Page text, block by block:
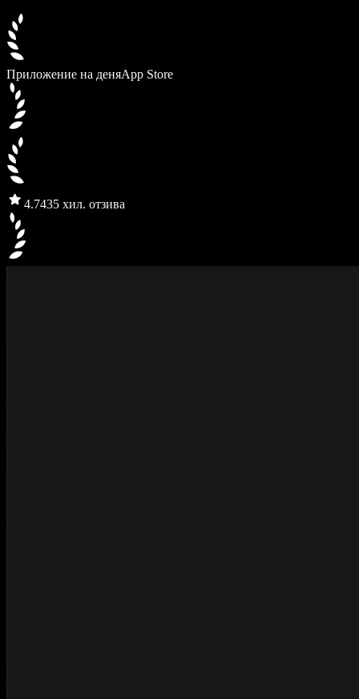
Приложение на деняApp Store
4.7435 хил. отзива